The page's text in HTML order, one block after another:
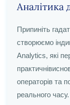
Підвищення
клієнтів. Ми
CRM, Creator
що дають
реалізації
спілкуватися
Аналітика
Припиніть
створюємо
Analytics, які
практичні
операторів та
реального часу.